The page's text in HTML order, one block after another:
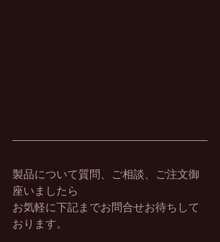
製品について質問、ご相談、ご注文御
座いましたら
お気軽に下記までお問合せお待ちして
おります。